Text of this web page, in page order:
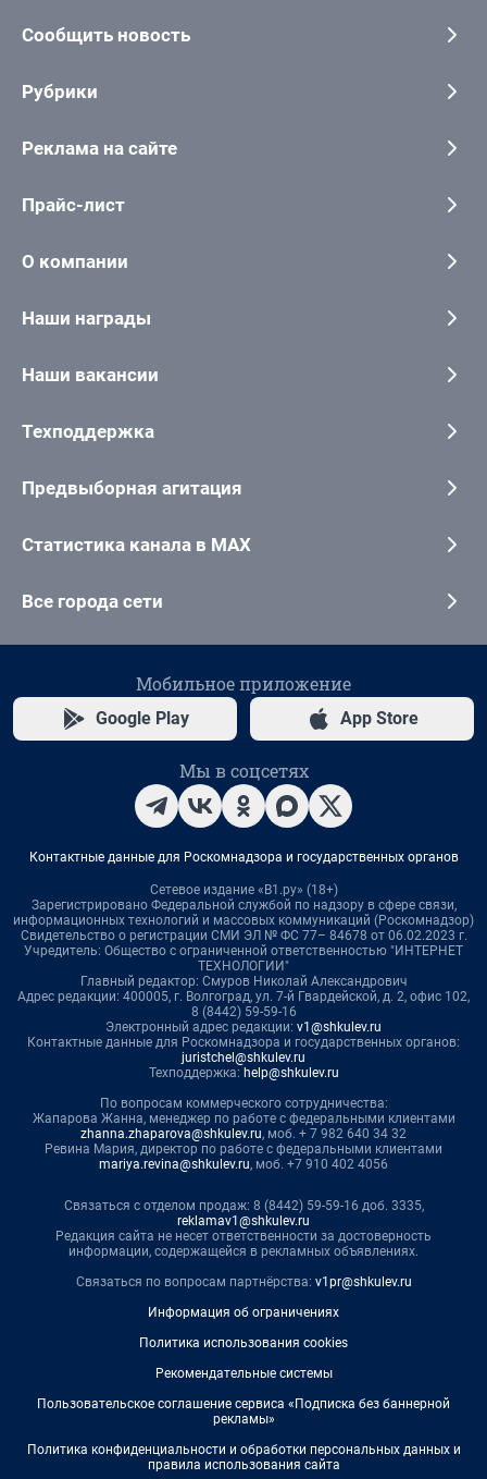
Сообщить новость
Рубрики
Реклама на сайте
Прайс-лист
О компании
Наши награды
Наши вакансии
Техподдержка
Предвыборная агитация
Статистика канала в MAX
Все города сети
Мобильное приложение
Google Play App Store
Мы в соцсетях
Контактные данные для Роскомнадзора и государственных органов
Сетевое издание «В1.ру» (18+)
Зарегистрировано Федеральной службой по надзору в сфере связи,
информационных технологий и массовых коммуникаций (Роскомнадзор)
Свидетельство о регистрации СМИ ЭЛ № ФС 77– 84678 от 06.02.2023 г.
Учредитель: Общество с ограниченной ответственностью "ИНТЕРНЕТ
ТЕХНОЛОГИИ"
Главный редактор: Смуров Николай Александрович
Адрес редакции: 400005, г. Волгоград, ул. 7-й Гвардейской, д. 2, офис 102,
8 (8442) 59-59-16
Электронный адрес редакции: v1@shkulev.ru
Контактные данные для Роскомнадзора и государственных органов:
juristchel@shkulev.ru
Техподдержка: help@shkulev.ru
По вопросам коммерческого сотрудничества:
Жапарова Жанна, менеджер по работе с федеральными клиентами
zhanna.zhaparova@shkulev.ru, моб. + 7 982 640 34 32
Ревина Мария, директор по работе с федеральными клиентами
mariya.revina@shkulev.ru, моб. +7 910 402 4056
Связаться с отделом продаж: 8 (8442) 59-59-16 доб. 3335,
reklamav1@shkulev.ru
Редакция сайта не несет ответственности за достоверность
информации, содержащейся в рекламных объявлениях.
Связаться по вопросам партнёрства: v1pr@shkulev.ru
Информация об ограничениях
Политика использования cookies
Рекомендательные системы
Пользовательское соглашение сервиса «Подписка без баннерной
рекламы»
Политика конфиденциальности и обработки персональных данных и
правила использования сайта